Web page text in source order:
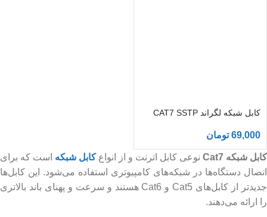
کابل شبکه لگراند CAT7 SSTP
69,000 تومان
کابل شبکه Cat7 نوعی کابل اترنت و از انواعکابل شبکه است که برای
اتصال دستگاه‌ها در شبکه‌های کامپیوتری استفاده می‌شود. این کابل‌ها
جدیدتر از کابل‌های Cat5 و Cat6 هستند و سرعت و پهنای باند بالاتری
را ارائه می‌دهند.